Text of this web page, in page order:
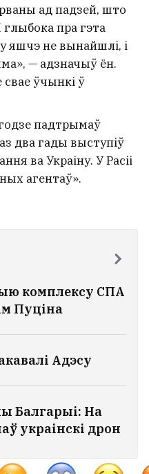
ад падзей, што
пра гэта
не вынайшлі, і
— адзначыў ён.
свае ўчынкі ў
падтрымаў
два гады выступіў
ва Украіну. У Расіі
агентаў».
комплексу СПА
Пуціна
Адэсу
Балгарыі: На
украінскі дрон